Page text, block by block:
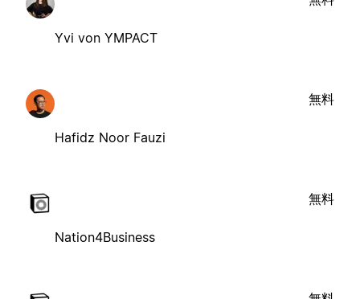
Yvi von YMPACT
Hafidz Noor Fauzi
無料
Nation4Business
無料